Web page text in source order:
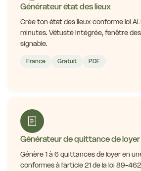
Générateur état des lieux
Crée ton état des lieux conforme loi
minutes. Vétusté intégrée, fenêtre des
signable.
France Gratuit PDF
Générateur de quittance de loyer
Génère 1 à 6 quittances de loyer en
conformes à l'article 21 de la loi 89-